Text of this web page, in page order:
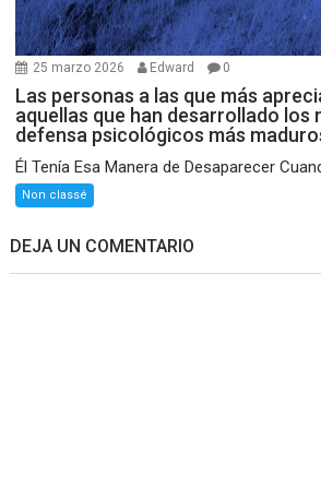
25 marzo 2026 Edward 0
Las personas a las que más
aquellas que han desarrollado los
defensa psicológicos más
Él Tenía Esa Manera de Desaparecer
Non classé
DEJA UN COMENTARIO